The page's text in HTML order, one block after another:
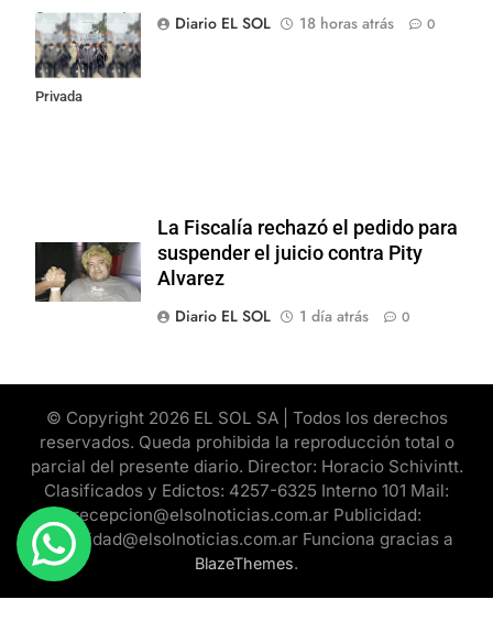
Congreso contra
la Ley de
Propiedad
Privada
Diario EL SOL
18 horas atrás 0
La Fiscalía rechazó el pedido para
suspender el juicio contra Pity
Alvarez
Diario EL SOL
1 día atrás 0
© Copyright 2026 EL SOL SA | Todos los derechos
reservados. Queda prohibida la reproducción total o
parcial del presente diario. Director: Horacio Schivintt.
Clasificados y Edictos: 4257-6325 Interno 101 Mail:
recepcion@elsolnoticias.com.ar Publicidad:
publicidad@elsolnoticias.com.ar Funciona gracias a
BlazeThemes.